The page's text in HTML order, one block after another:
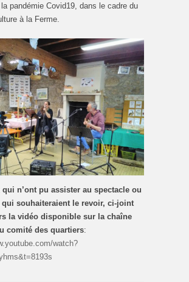
pandémie Covid19, dans le cadre du
à la Ferme.
qui n’ont pu assister au spectacle ou
qui souhaiteraient le revoir, ci-joint
la vidéo disponible sur la chaîne
comité des quartiers:
watch?